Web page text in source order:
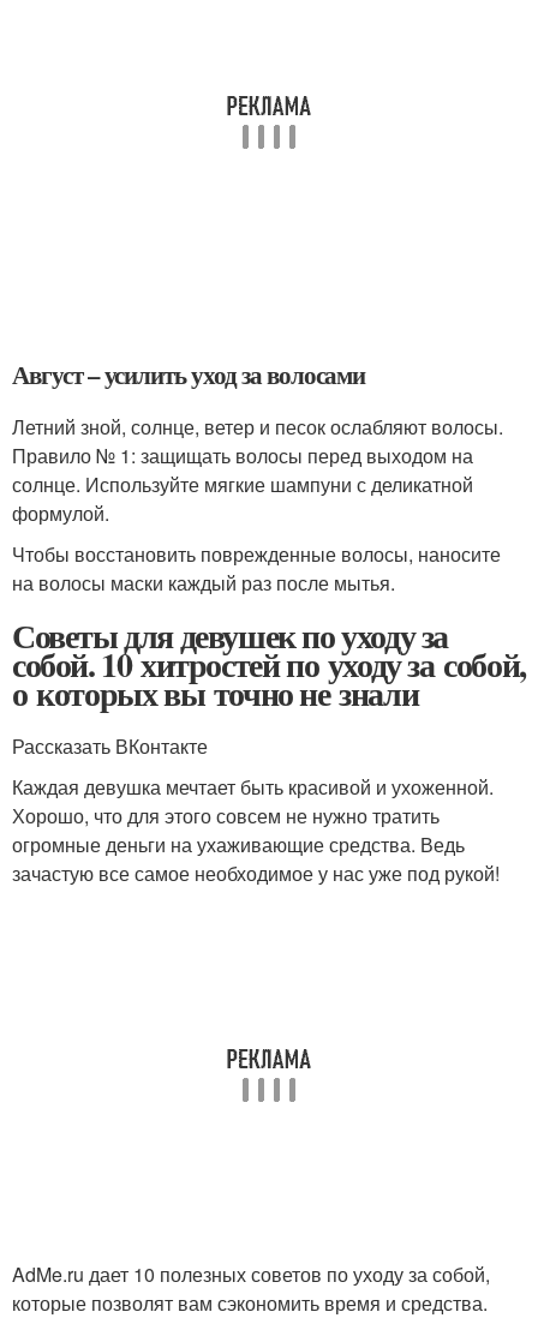
Август – усилить уход за волосами
Летний зной, солнце, ветер и песок ослабляют волосы.
Правило № 1: защищать волосы перед выходом на
солнце. Используйте мягкие шампуни с деликатной
формулой.
Чтобы восстановить поврежденные волосы, наносите
на волосы маски каждый раз после мытья.
Советы для девушек по уходу за
собой. 10 хитростей по уходу за собой,
о которых вы точно не знали
Рассказать ВКонтакте
Каждая девушка мечтает быть красивой и ухоженной.
Хорошо, что для этого совсем не нужно тратить
огромные деньги на ухаживающие средства. Ведь
зачастую все самое необходимое у нас уже под рукой!
AdMe.ru дает 10 полезных советов по уходу за собой,
которые позволят вам сэкономить время и средства.